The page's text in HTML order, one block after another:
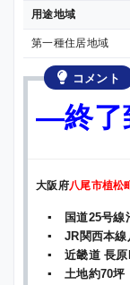
用途地域
第一種住居地域
コメント
—終了
大阪府八尾市植松
▪ 国道25号線
▪ JR関西本線
▪ 近畿道 長原
▪ 土地約70坪